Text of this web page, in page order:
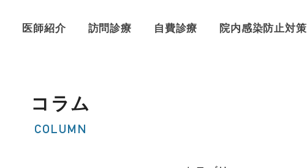
医師紹介 訪問診療 自費診療 院内感染防止対策
コラム
COLUMN